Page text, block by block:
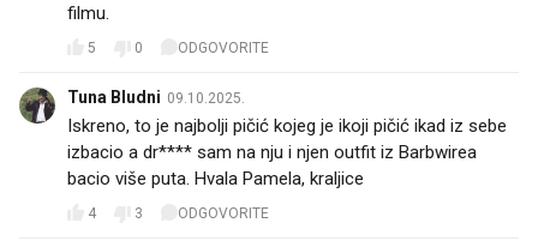
filmu.
5 0 ODGOVORITE
Tuna Bludni 09.10.2025.
Iskreno, to je najbolji pičić kojeg je ikoji pičić ikad iz sebe
izbacio a dr**** sam na nju i njen outfit iz Barbwirea
bacio više puta. Hvala Pamela, kraljice
4 3 ODGOVORITE